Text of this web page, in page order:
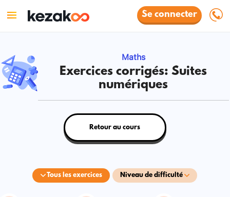
Se connecter
Maths
Exercices corrigés: Suites
numériques
Tous les exercices Niveau de difficulté
Retour au cours